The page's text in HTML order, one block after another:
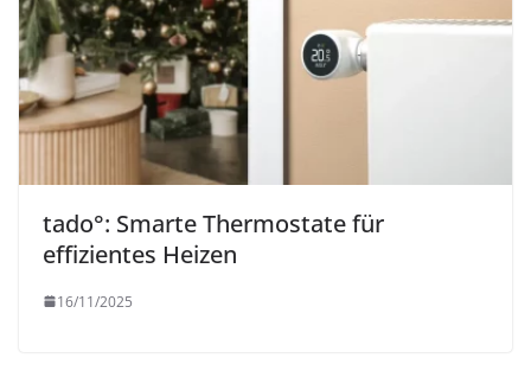
tado°: Smarte Thermostate für
effizientes Heizen
16/11/2025